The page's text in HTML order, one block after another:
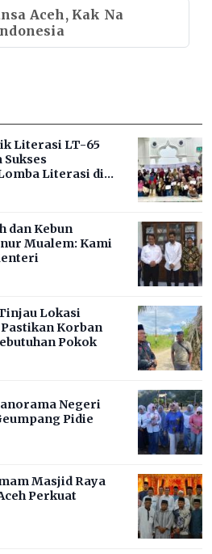
Aceh, Kak Na
Literasi LT-65
Sukses
Literasi di
dan Kebun
Mualem: Kami
Lokasi
Korban
Pokok
Negeri
Pidie
Masjid Raya
Perkuat